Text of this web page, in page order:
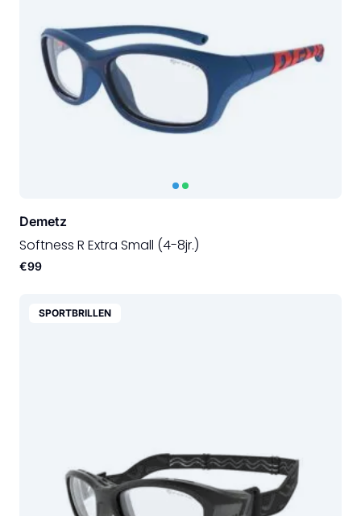
Demetz
Softness R Extra Small (4-8jr.)
€99
SPORTBRILLEN